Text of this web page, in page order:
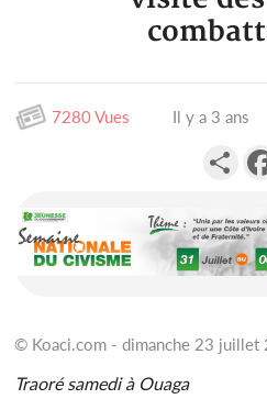
7280 Vues Il y a 3 ans
© Koaci.com - dimanche 23 juillet
Traoré samedi à Ouaga